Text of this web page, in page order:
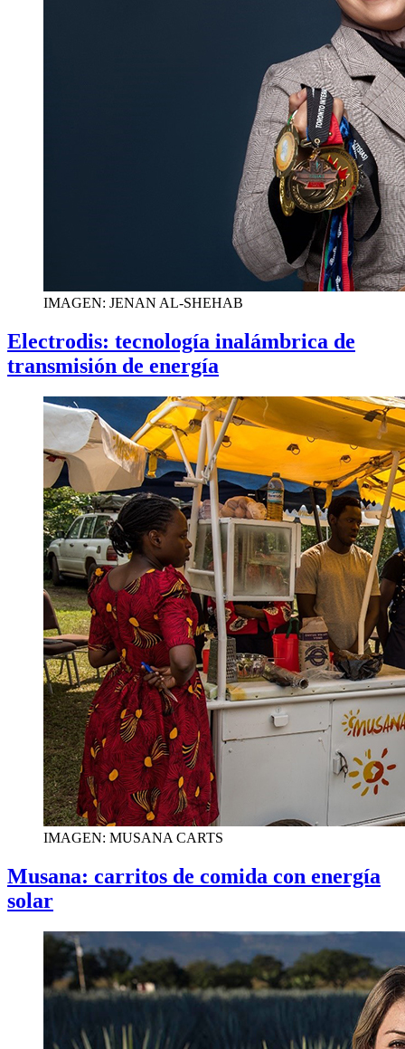
IMAGEN: JENAN AL-SHEHAB
Electrodis: tecnología inalámbrica de
transmisión de energía
IMAGEN: MUSANA CARTS
Musana: carritos de comida con energía
solar